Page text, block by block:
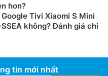
hơn?
Tivi Xiaomi S Mini
SSEA không? Đánh giá chi
tin mới nhất